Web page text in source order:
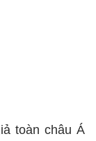
toàn châu Á